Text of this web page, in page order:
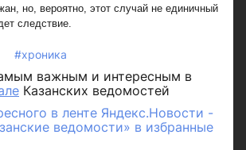
но, вероятно, этот случай не единичный
следствие.
#хроника
важным и интересным в
Казанских ведомостей
в ленте Яндекс.Новости -
ведомости» в избранные